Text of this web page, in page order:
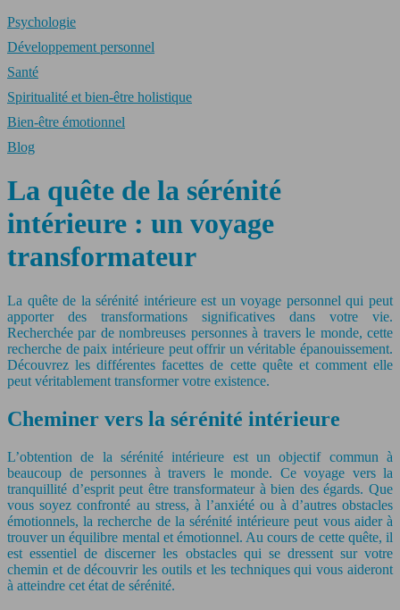
Psychologie
Développement personnel
Santé
Spiritualité et bien-être holistique
Bien-être émotionnel
Blog
La quête de la sérénité
intérieure : un voyage
transformateur
La quête de la sérénité intérieure est un voyage personnel qui peut
apporter des transformations significatives dans votre vie.
Recherchée par de nombreuses personnes à travers le monde, cette
recherche de paix intérieure peut offrir un véritable épanouissement.
Découvrez les différentes facettes de cette quête et comment elle
peut véritablement transformer votre existence.
Cheminer vers la sérénité intérieure
L’obtention de la sérénité intérieure est un objectif commun à
beaucoup de personnes à travers le monde. Ce voyage vers la
tranquillité d’esprit peut être transformateur à bien des égards. Que
vous soyez confronté au stress, à l’anxiété ou à d’autres obstacles
émotionnels, la recherche de la sérénité intérieure peut vous aider à
trouver un équilibre mental et émotionnel. Au cours de cette quête, il
est essentiel de discerner les obstacles qui se dressent sur votre
chemin et de découvrir les outils et les techniques qui vous aideront
à atteindre cet état de sérénité.